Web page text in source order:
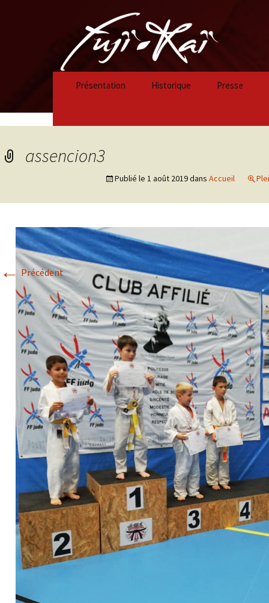
Présentation Historique
Historique 2018/2019
Historique 2017-2018
Historique 2016-2017
Historique 2015-2016
Presse
assencion3
Publié le 1 août 2019dans Accueil
← Précédent